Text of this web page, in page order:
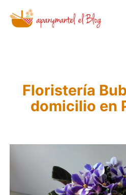
Saltar
Novedades
Apanymantel
Floristería
domicilio en